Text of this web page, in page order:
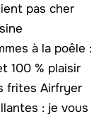
pas cher
à la poêle :
100 % plaisir
frites Airfryer
: je vous